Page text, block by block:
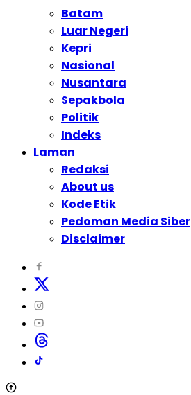
Batam
Luar Negeri
Kepri
Nasional
Nusantara
Sepakbola
Politik
Indeks
Laman
Redaksi
About us
Kode Etik
Pedoman Media Siber
Disclaimer